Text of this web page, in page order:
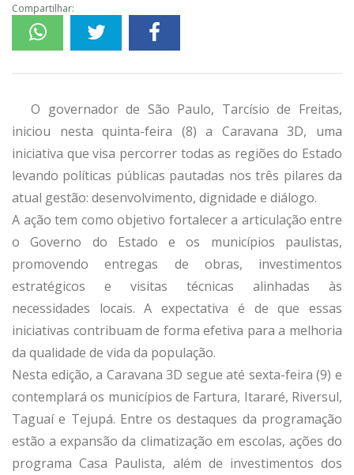
Compartilhar:
O governador de São Paulo, Tarcísio de Freitas,
iniciou nesta quinta-feira (8) a Caravana 3D, uma
iniciativa que visa percorrer todas as regiões do Estado
levando políticas públicas pautadas nos três pilares da
atual gestão: desenvolvimento, dignidade e diálogo.
A ação tem como objetivo fortalecer a articulação entre
o Governo do Estado e os municípios paulistas,
promovendo entregas de obras, investimentos
estratégicos e visitas técnicas alinhadas às
necessidades locais. A expectativa é de que essas
iniciativas contribuam de forma efetiva para a melhoria
da qualidade de vida da população.
Nesta edição, a Caravana 3D segue até sexta-feira (9) e
contemplará os municípios de Fartura, Itararé, Riversul,
Taguaí e Tejupá. Entre os destaques da programação
estão a expansão da climatização em escolas, ações do
programa Casa Paulista, além de investimentos dos